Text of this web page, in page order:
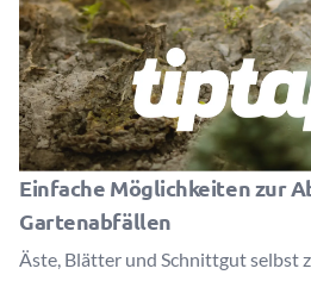
Einfache Möglichkeiten zur
Gartenabfällen
Äste, Blätter und Schnittgut selbst